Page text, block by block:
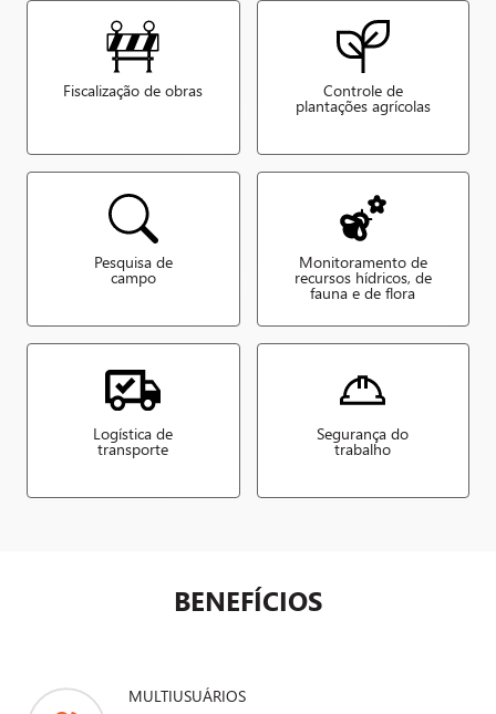
Fiscalização de obras Controle de
plantações agrícolas
Pesquisa de
campo
Monitoramento de
recursos hídricos, de
fauna e de flora
Logística de
transporte
Segurança do
trabalho
BENEFÍCIOS
MULTIUSUÁRIOS